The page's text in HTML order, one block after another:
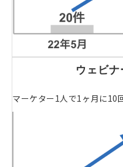
ウェビ
マーケター1人で1ヶ月に10